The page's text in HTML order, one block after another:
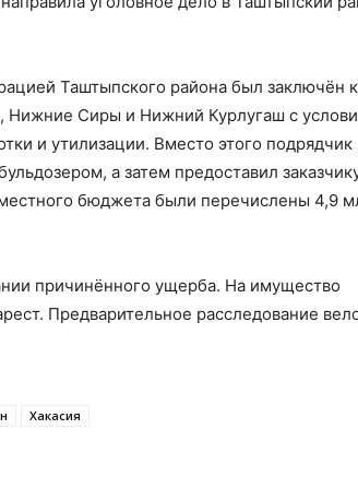
Таштыпского района был заключён
Нижние Сиры и Нижний Курлугаш с
и утилизации. Вместо этого подрядчик
а затем предоставил
бюджета были перечислены 4,9
причинённого ущерба. На имущество
Предварительное расследование
Хакасия